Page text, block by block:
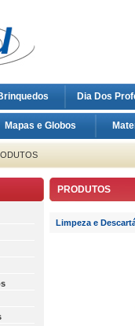
Dia Dos
Mapas e Globos
PRODUTOS
Limpeza e